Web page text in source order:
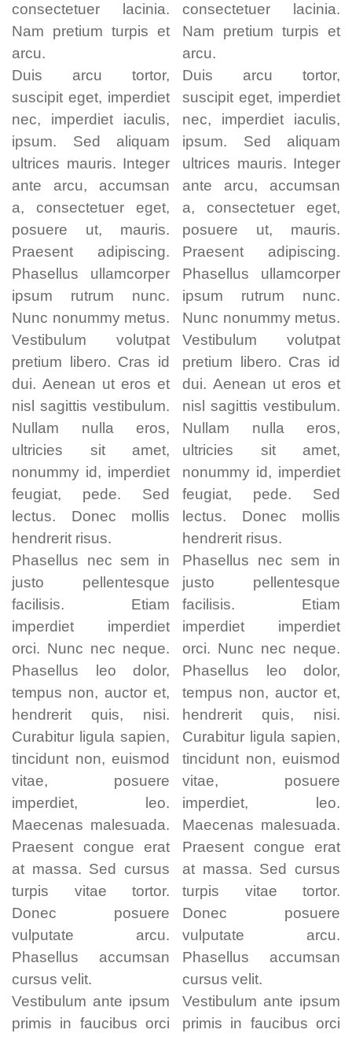
consectetuer lacinia.
Nam pretium turpis et
arcu.
Duis arcu tortor,
suscipit eget, imperdiet
nec, imperdiet iaculis,
ipsum. Sed aliquam
ultrices mauris. Integer
ante arcu, accumsan
a, consectetuer eget,
posuere ut, mauris.
Praesent adipiscing.
Phasellus ullamcorper
ipsum rutrum nunc.
Nunc nonummy metus.
Vestibulum volutpat
pretium libero. Cras id
dui. Aenean ut eros et
nisl sagittis vestibulum.
Nullam nulla eros,
ultricies sit amet,
nonummy id, imperdiet
feugiat, pede. Sed
lectus. Donec mollis
hendrerit risus.
Phasellus nec sem in
justo pellentesque
facilisis. Etiam
imperdiet imperdiet
orci. Nunc nec neque.
Phasellus leo dolor,
tempus non, auctor et,
hendrerit quis, nisi.
Curabitur ligula sapien,
tincidunt non, euismod
vitae, posuere
imperdiet, leo.
Maecenas malesuada.
Praesent congue erat
at massa. Sed cursus
turpis vitae tortor.
Donec posuere
vulputate arcu.
Phasellus accumsan
cursus velit.
Vestibulum ante ipsum
primis in faucibus orci
consectetuer lacinia.
Nam pretium turpis et
arcu.
Duis arcu tortor,
suscipit eget, imperdiet
nec, imperdiet iaculis,
ipsum. Sed aliquam
ultrices mauris. Integer
ante arcu, accumsan
a, consectetuer eget,
posuere ut, mauris.
Praesent adipiscing.
Phasellus ullamcorper
ipsum rutrum nunc.
Nunc nonummy metus.
Vestibulum volutpat
pretium libero. Cras id
dui. Aenean ut eros et
nisl sagittis vestibulum.
Nullam nulla eros,
ultricies sit amet,
nonummy id, imperdiet
feugiat, pede. Sed
lectus. Donec mollis
hendrerit risus.
Phasellus nec sem in
justo pellentesque
facilisis. Etiam
imperdiet imperdiet
orci. Nunc nec neque.
Phasellus leo dolor,
tempus non, auctor et,
hendrerit quis, nisi.
Curabitur ligula sapien,
tincidunt non, euismod
vitae, posuere
imperdiet, leo.
Maecenas malesuada.
Praesent congue erat
at massa. Sed cursus
turpis vitae tortor.
Donec posuere
vulputate arcu.
Phasellus accumsan
cursus velit.
Vestibulum ante ipsum
primis in faucibus orci